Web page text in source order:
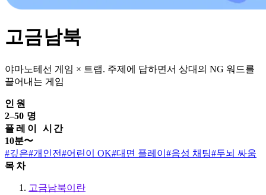
고금남북
야마노테선 게임 × 트랩. 주제에 답하면서 상대의 NG 워드를
끌어내는 게임
인원
2–50 명
플레이 시간
10분〜
#깊은#개인전#어린이 OK#대면 플레이 #음성 채팅#두뇌 싸움
목차
고금남북이란